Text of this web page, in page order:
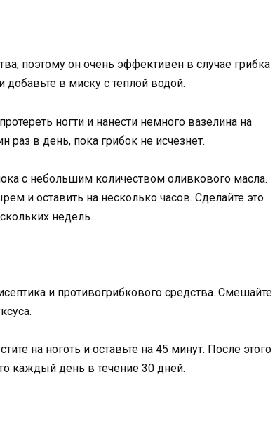
поэтому он очень эффективен в случае грибка
добавьте в миску с теплой водой.
ногти и нанести немного вазелина на
раз в день, пока грибок не исчезнет.
с небольшим количеством оливкового масла.
и оставить на несколько часов. Сделайте это
недель.
и противогрибкового средства. Смешайте
на ноготь и оставьте на 45 минут. После этого
каждый день в течение 30 дней.